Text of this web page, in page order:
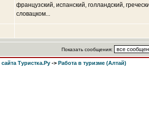
французский, испанский, голландский,
словацком...
Показать сообщения:
Туристка.Ру -> Работа в туризме (Алтай)